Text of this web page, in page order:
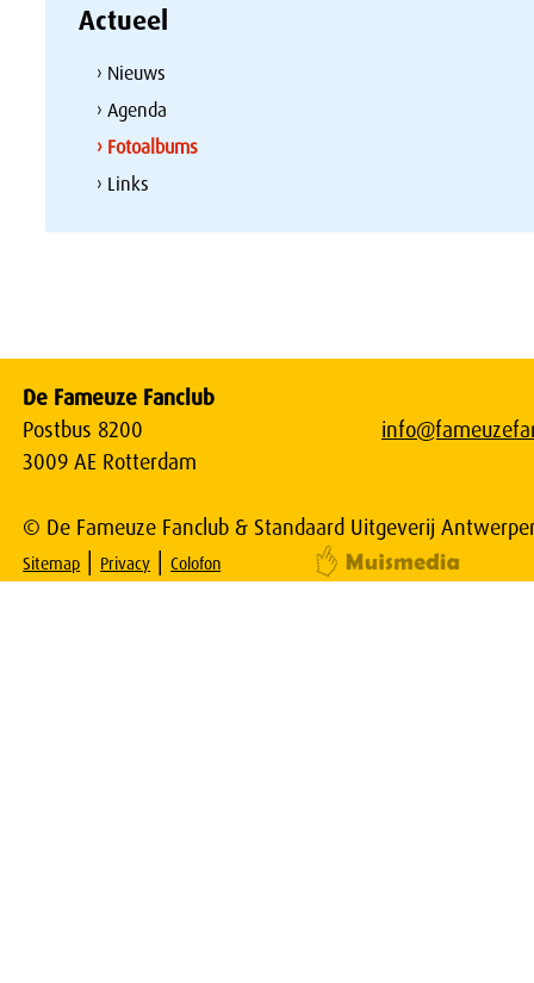
Actueel
› Nieuws
› Agenda
› Fotoalbums
› Links
De Fameuze Fanclub
Postbus 8200
3009 AE Rotterdam
© De Fameuze Fanclub & Standaard Uitgeverij
Sitemap | Privacy |Colofon